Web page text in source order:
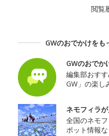
閲覧
GWのおでかけをも
GWのおでか
編集部おす
GW」の楽し
ネモフィラ
全国のネモ
ポット情報